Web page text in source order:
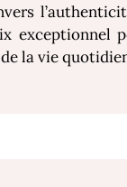
exceptionnel
la vie